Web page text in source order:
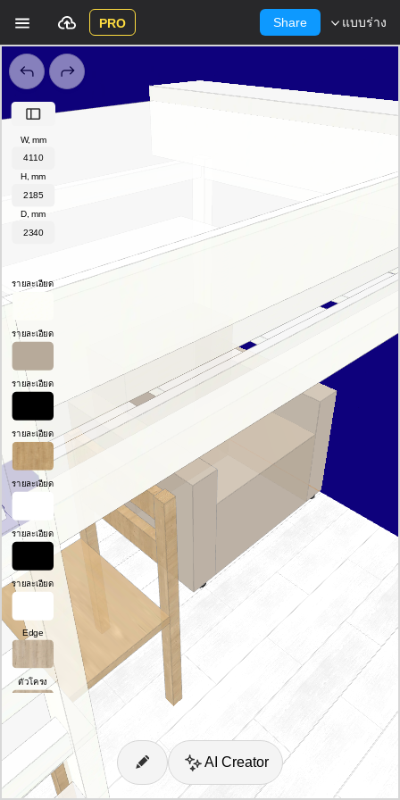
แบบร่าง
Share
PRO
W, mm
H, mm
D, mm
รายละเอียด
รายละเอียด
รายละเอียด
รายละเอียด
รายละเอียด
รายละเอียด
รายละเอียด
Edge
ตัวโครง
รายละเอียด
AI Creator